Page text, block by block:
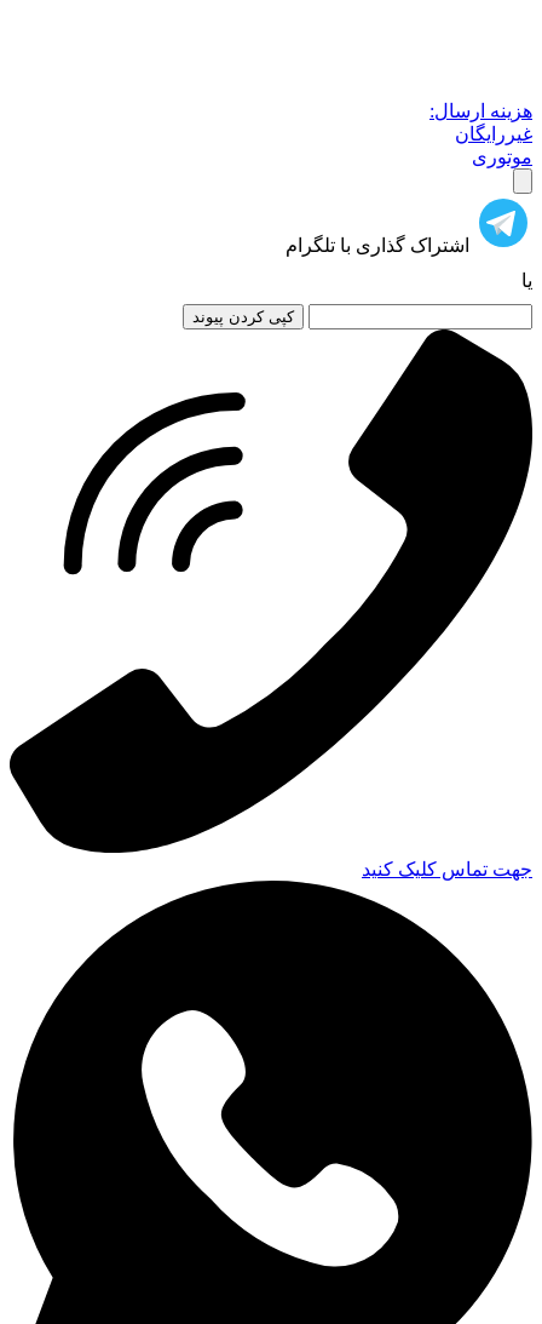
هزینه ارسال:
غیررایگان
موتوری
اشتراک گذاری با تلگرام
یا
کپی کردن پیوند
جهت تماس کلیک کنید